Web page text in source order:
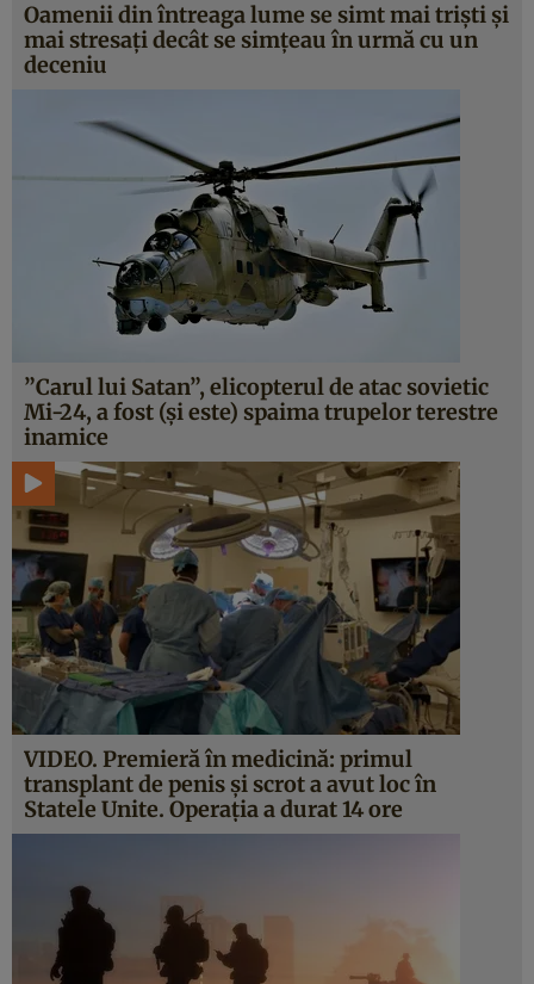
Oamenii din întreaga lume se simt mai trişti şi
mai stresaţi decât se simţeau în urmă cu un
deceniu
”Carul lui Satan”, elicopterul de atac sovietic
Mi-24, a fost (şi este) spaima trupelor terestre
inamice
VIDEO. Premieră în medicină: primul
transplant de penis şi scrot a avut loc în
Statele Unite. Operaţia a durat 14 ore